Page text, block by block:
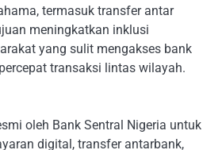
termasuk transfer antar
meningkatkan inklusi
yang sulit mengakses bank
transaksi lintas wilayah.
oleh Bank Sentral Nigeria untuk
digital, transfer antarbank,